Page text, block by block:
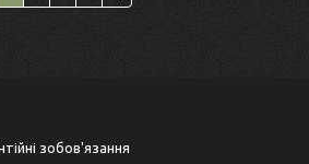
зобов'язання